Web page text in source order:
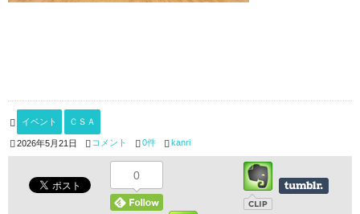
イベント ＣＳＡ
2026年5月21日 コメント 0件 kanri
0